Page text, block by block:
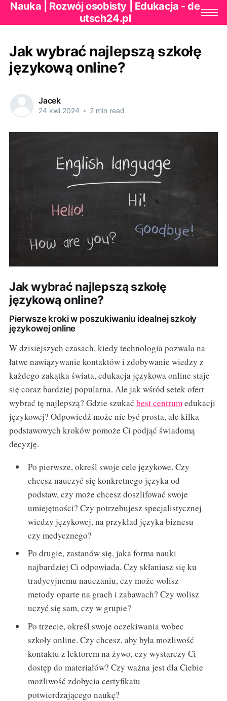
Nauka | Rozwój osobisty | Edukacja - de
utsch24.pl
Jak wybrać najlepszą szkołę
językową online?
Jacek
24 kwi 2024 • 2 min read
Jak wybrać najlepszą szkołę
językową online?
Pierwsze kroki w poszukiwaniu idealnej szkoły
językowej online
W dzisiejszych czasach, kiedy technologia pozwala na
łatwe nawiązywanie kontaktów i zdobywanie wiedzy z
każdego zakątka świata, edukacja językowa online staje
się coraz bardziej popularna. Ale jak wśród setek ofert
wybrać tę najlepszą? Gdzie szukać best centrumedukacji
językowej? Odpowiedź może nie być prosta, ale kilka
podstawowych kroków pomoże Ci podjąć świadomą
decyzję.
Po pierwsze, określ swoje cele językowe. Czy
chcesz nauczyć się konkretnego języka od
podstaw, czy może chcesz doszlifować swoje
umiejętności? Czy potrzebujesz specjalistycznej
wiedzy językowej, na przykład języka biznesu
czy medycznego?
Po drugie, zastanów się, jaka forma nauki
najbardziej Ci odpowiada. Czy skłaniasz się ku
tradycyjnemu nauczaniu, czy może wolisz
metody oparte na grach i zabawach? Czy wolisz
uczyć się sam, czy w grupie?
Po trzecie, określ swoje oczekiwania wobec
szkoły online. Czy chcesz, aby była możliwość
kontaktu z lektorem na żywo, czy wystarczy Ci
dostęp do materiałów? Czy ważna jest dla Ciebie
możliwość zdobycia certyfikatu
potwierdzającego naukę?